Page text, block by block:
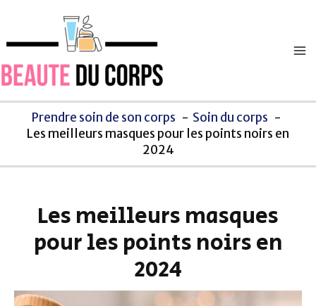
contenu
Prendre soin de son corps
Soin du corps
Les meilleurs masques pour les points noirs en
2024
Les meilleurs masques
pour les points noirs en
2024